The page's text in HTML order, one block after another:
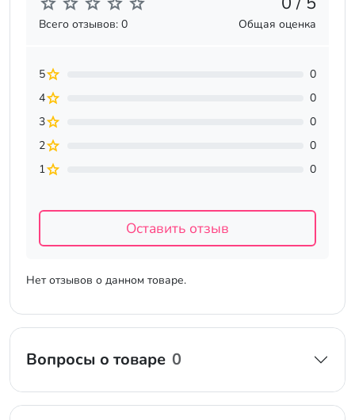
Нет отзывов о данном товаре.
Всего отзывов: 0 Общая оценка
5
0
4
0
3
0
2
0
1
0
Оставить отзыв
Вопросы о товаре 0